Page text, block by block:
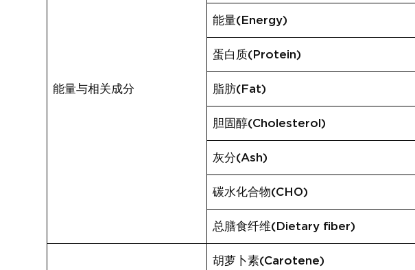
能量与相关成分
能量(Energy)
蛋白质(Protein)
脂肪(Fat)
胆固醇(Cholesterol)
灰分(Ash)
碳水化合物(CHO)
总膳食纤维(Dietary fiber)
胡萝卜素(Carotene)